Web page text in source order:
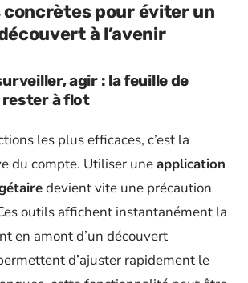
pour éviter un
à l’avenir
agir : la feuille de
à flot
les plus efficaces, c’est la
du compte. Utiliser uneapplication
devient vite une précaution
outils affichent instantanément la
en amont d’un découvert
d’ajuster rapidement le